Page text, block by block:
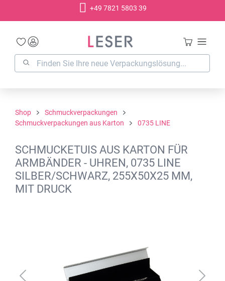
+49 7821 5803 39
Shop
Schmuckverpackungen
Schmuckverpackungen aus Karton
0735 LINE
SCHMUCKETUIS AUS KARTON FÜR
ARMBÄNDER - UHREN, 0735 LINE
SILBER/SCHWARZ, 255X50X25 MM,
MIT DRUCK